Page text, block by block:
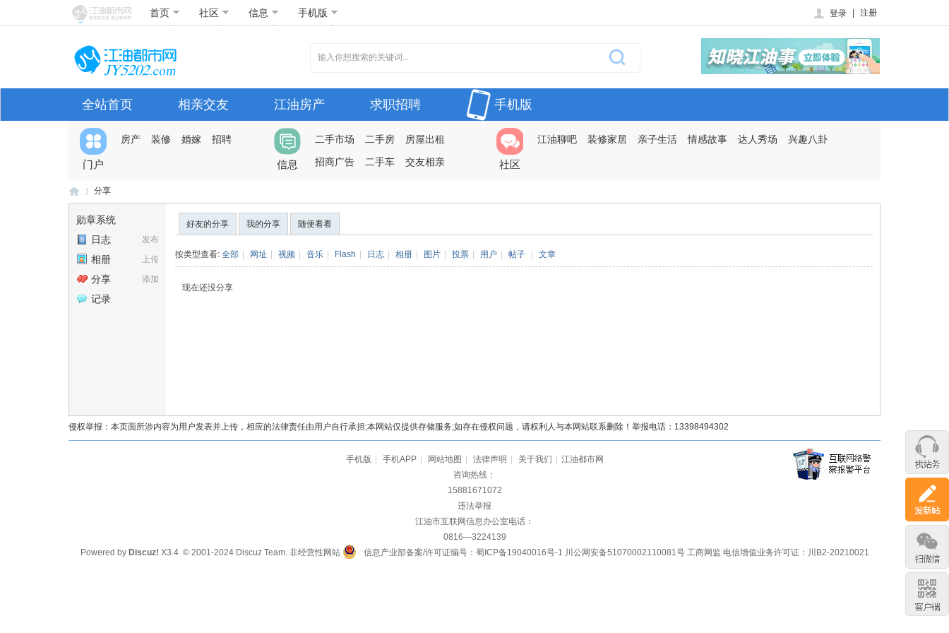
首页 社区 信息 手机版 登录 注册
全站首页 相亲交友 江油房产 求职招聘 手机版
门户
房产 装修 婚嫁 招聘
信息
二手市场 二手房
房屋出租
招商广告
二手车 交友相亲 社区
江油聊吧 装修家居 亲子生活 情感故事 达人秀场 兴趣八卦
›
分享
勋章系统
发布
日志
上传
相册
添加
分享
记录
好友的分享 我的分享 随便看看
按类型查看: 全部 网址 视频 音乐 Flash 日志 相册 图片 投票 用户 帖子 文章
现在还没分享
侵权举报：本页面所涉内容为用户发表并上传，相应的法律责任由用户自行承担;本网站仅提供存储服务;如存在侵权问题，请权利人与本网站联系删除！举报电话：13398494302
手机版 手机APP 网站地图 法律声明 关于我们
江油都市网
咨询热线：
15881671072
违法举报
江油市互联网信息办公室电话：
0816—3224139
Powered by Discuz! X3.4© 2001-2024 Discuz Team.非经营性网站 信息产业部备案/许可证编号：蜀ICP备19040016号-1 川公网安备51070002110081号 工商网监 电信增值业务许可证：川B2-20210021